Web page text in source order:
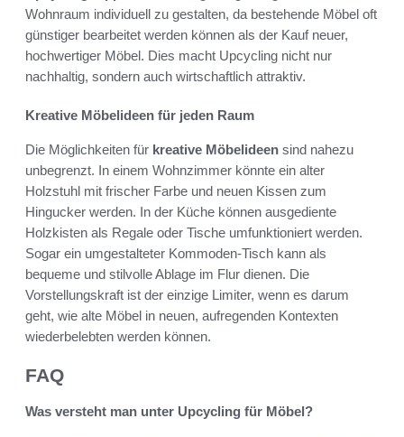
Wohnraum individuell zu gestalten, da bestehende Möbel oft
günstiger bearbeitet werden können als der Kauf neuer,
hochwertiger Möbel. Dies macht Upcycling nicht nur
nachhaltig, sondern auch wirtschaftlich attraktiv.
Kreative Möbelideen für jeden Raum
Die Möglichkeiten für kreative Möbelideen sind nahezu
unbegrenzt. In einem Wohnzimmer könnte ein alter
Holzstuhl mit frischer Farbe und neuen Kissen zum
Hingucker werden. In der Küche können ausgediente
Holzkisten als Regale oder Tische umfunktioniert werden.
Sogar ein umgestalteter Kommoden-Tisch kann als
bequeme und stilvolle Ablage im Flur dienen. Die
Vorstellungskraft ist der einzige Limiter, wenn es darum
geht, wie alte Möbel in neuen, aufregenden Kontexten
wiederbelebten werden können.
FAQ
Was versteht man unter Upcycling für Möbel?